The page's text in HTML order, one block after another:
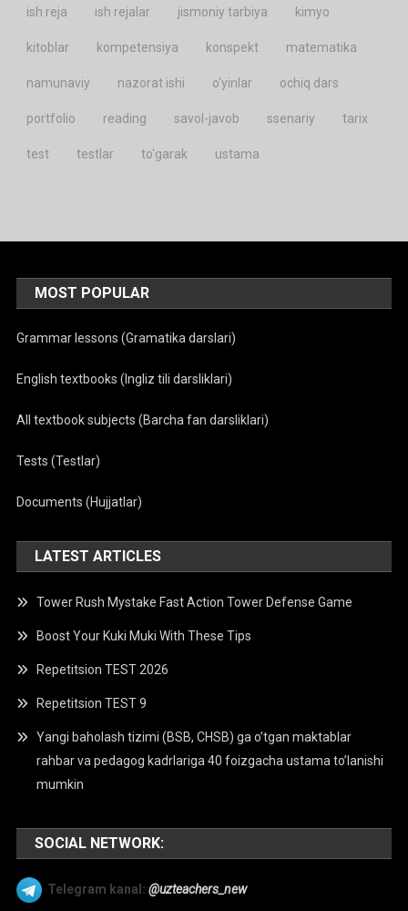
ish reja ish rejalar jismoniy tarbiya kimyo
kitoblar kompetensiya konspekt matematika
namunaviy nazorat ishi o'yinlar ochiq dars
portfolio reading savol-javob ssenariy tarix
test testlar to'garak ustama
MOST POPULAR
Grammar lessons (Gramatika darslari)
English textbooks (Ingliz tili darsliklari)
All textbook subjects (Barcha fan darsliklari)
Tests (Testlar)
Documents (Hujjatlar)
LATEST ARTICLES
Tower Rush Mystake Fast Action Tower Defense Game
Boost Your Kuki Muki With These Tips
Repetitsion TEST 2026
Repetitsion TEST 9
Yangi baholash tizimi (BSB, CHSB) ga o’tgan maktablar
rahbar va pedagog kadrlariga 40 foizgacha ustama to’lanishi
mumkin
SOCIAL NETWORK:
Telegram kanal: @uzteachers_new